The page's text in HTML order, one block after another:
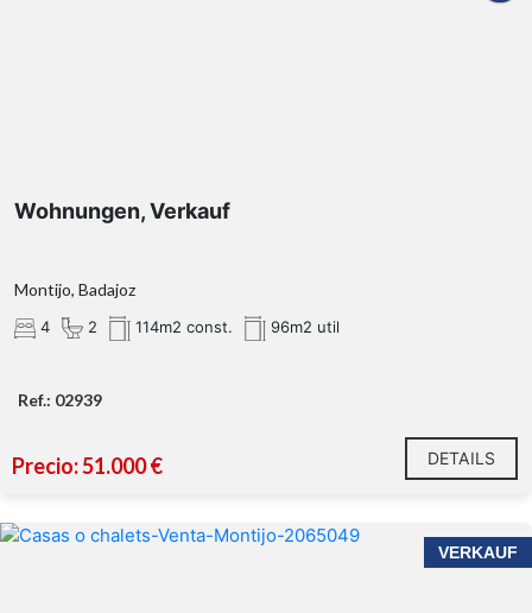
Wohnungen, Verkauf
Montijo, Badajoz
4 2 114m2 const. 96m2 util
Ref.: 02939
Precio: 51.000 € DETAILS
VERKAUF